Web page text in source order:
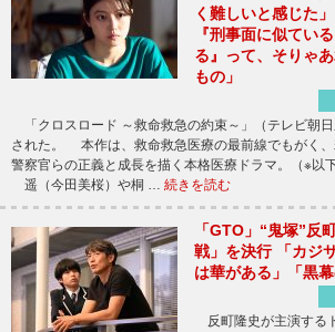
く難しいと感じた
『刑事面に似てい
る』って、そりゃ
もの」
「クロスロード ～救命救急の約束～」（テレビ朝
された。 本作は、救命救急医療の最前線でもがく、
警察官らの正義と成長を描く本格医療ドラマ。（※以
遥（今田美桜）や桐 … 続きを読む
「GTO」“鬼塚”反
戦」を決行 「カジ
は華がある」「黒幕
反町隆史が主演する